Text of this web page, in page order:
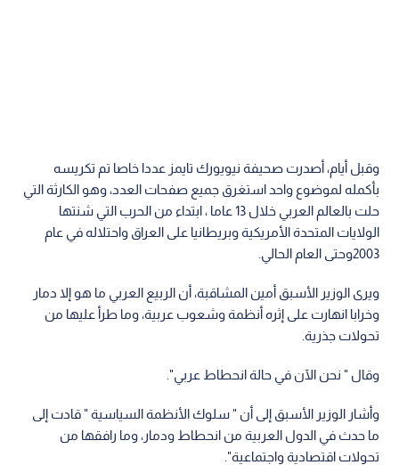
وقبل أيام، أصدرت صحيفة نيويورك تايمز عددا خاصا تم تكريسه
بأكمله لموضوع واحد استغرق جميع صفحات العدد، وهو الكارثة التي
حلت بالعالم العربي خلال 13 عاما ، ابتداء من الحرب التي شنتها
الولايات المتحدة الأمريكية وبريطانيا على العراق واحتلاله في عام
2003وحتى العام الحالي.
ويرى الوزير الأسبق أمين المشاقبة، أن الربيع العربي ما هو إلا دمار
وخرابا انهارت على إثره أنظمة وشعوب عربية، وما طرأ عليها من
تحولات جذرية.
وقال " نحن الآن في حالة انحطاط عربي".
وأشار الوزير الأسبق إلى أن " سلوك الأنظمة السياسية " قادت إلى
ما حدث في الدول العربية من انحطاط ودمار، وما رافقها من
تحولات اقتصادية واجتماعية".